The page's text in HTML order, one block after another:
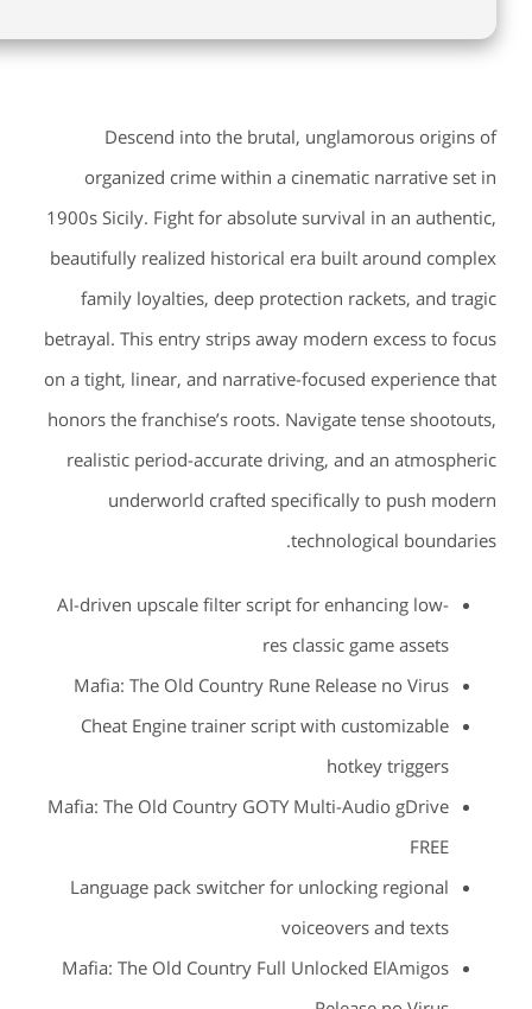
Descend into the brutal, unglamorous origins of
organized crime within a cinematic narrative set in
1900s Sicily. Fight for absolute survival in an authentic,
beautifully realized historical era built around complex
family loyalties, deep protection rackets, and tragic
betrayal. This entry strips away modern excess to focus
on a tight, linear, and narrative-focused experience that
honors the franchise’s roots. Navigate tense shootouts,
realistic period-accurate driving, and an atmospheric
underworld crafted specifically to push modern
technological boundaries.
AI-driven upscale filter script for enhancing low-
res classic game assets
Mafia: The Old Country Rune Release no Virus
Cheat Engine trainer script with customizable
hotkey triggers
Mafia: The Old Country GOTY Multi-Audio gDrive
FREE
Language pack switcher for unlocking regional
voiceovers and texts
Mafia: The Old Country Full Unlocked ElAmigos